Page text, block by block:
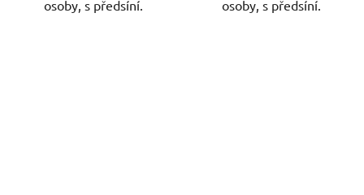
osoby, s předsíní.
osoby, s předsíní.